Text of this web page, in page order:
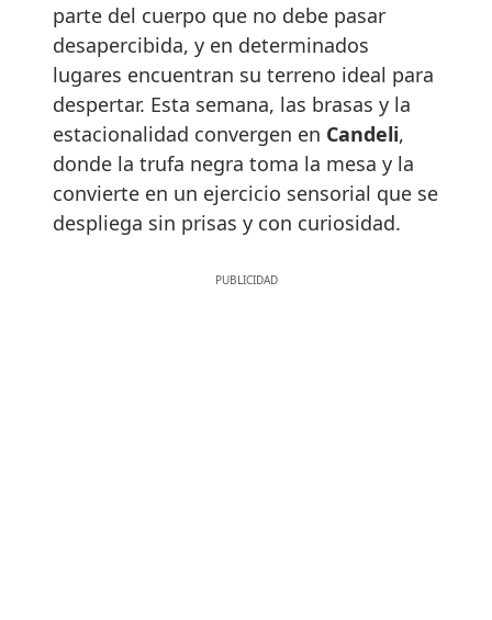
parte del cuerpo que no debe pasar
desapercibida, y en determinados
lugares encuentran su terreno ideal para
despertar. Esta semana, las brasas y la
estacionalidad convergen en Candeli,
donde la trufa negra toma la mesa y la
convierte en un ejercicio sensorial que se
despliega sin prisas y con curiosidad.